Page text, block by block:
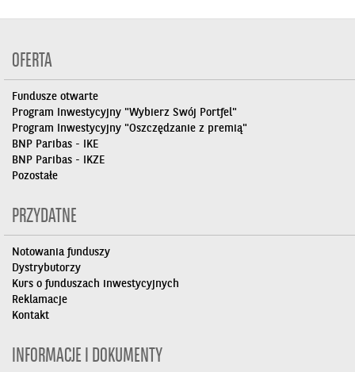
OFERTA
Fundusze otwarte
Program Inwestycyjny "Wybierz Swój Portfel"
Program Inwestycyjny "Oszczędzanie z premią"
BNP Paribas - IKE
BNP Paribas - IKZE
Pozostałe
PRZYDATNE
Notowania funduszy
Dystrybutorzy
Kurs o funduszach inwestycyjnych
Reklamacje
Kontakt
INFORMACJE I DOKUMENTY